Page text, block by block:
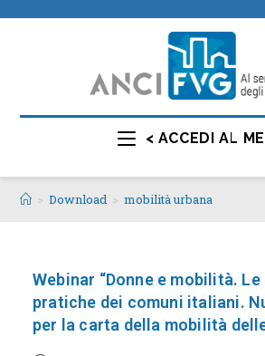
< ACCEDI AL
> Download > mobilità urbana
Webinar “Donne e mobilità. Le
pratiche dei comuni italiani.
per la carta della mobilità